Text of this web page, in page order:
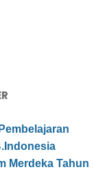
Merdeka Tahun